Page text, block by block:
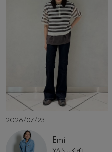
2026/07/23
Emi